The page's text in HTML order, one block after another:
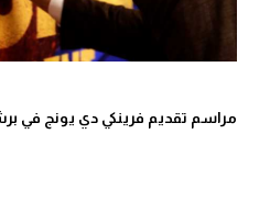
مراسم تقديم فرينكي دي يونج في